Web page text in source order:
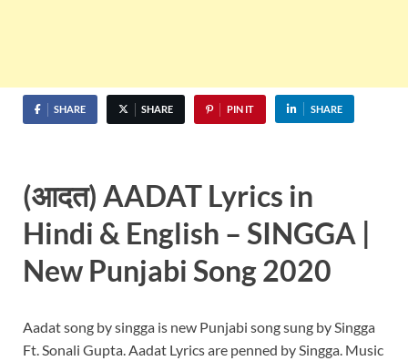
SHARE SHARE PIN IT SHARE
(आदत) AADAT Lyrics in
Hindi & English – SINGGA |
New Punjabi Song 2020
Aadat song by singga is new Punjabi song sung by Singga
Ft. Sonali Gupta. Aadat Lyrics are penned by Singga. Music